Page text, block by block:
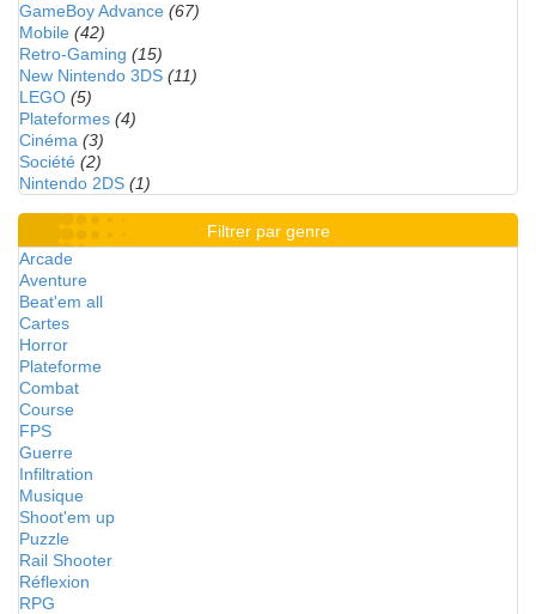
GameBoy Advance (67)
Mobile (42)
Retro-Gaming (15)
New Nintendo 3DS (11)
LEGO (5)
Plateformes (4)
Cinéma (3)
Société (2)
Nintendo 2DS (1)
Filtrer par genre
Arcade
Aventure
Beat'em all
Cartes
Horror
Plateforme
Combat
Course
FPS
Guerre
Infiltration
Musique
Shoot'em up
Puzzle
Rail Shooter
Réflexion
RPG